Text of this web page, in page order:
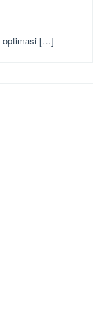
optimasi […]